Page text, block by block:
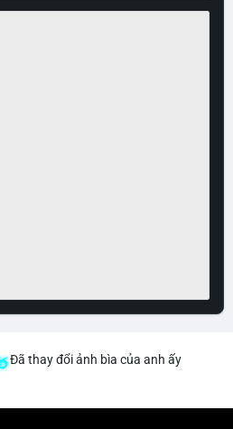
Đã thay đổi ảnh bìa của anh ấy